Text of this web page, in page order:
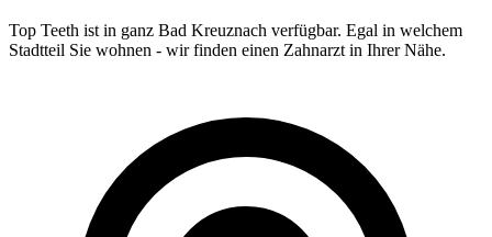
Top Teeth ist in ganz Bad Kreuznach verfügbar. Egal in welchem
Stadtteil Sie wohnen - wir finden einen Zahnarzt in Ihrer Nähe.